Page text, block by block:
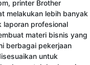
printer Brother
melakukan lebih banyak
laporan profesional
materi bisnis yang
berbagai pekerjaan
untuk